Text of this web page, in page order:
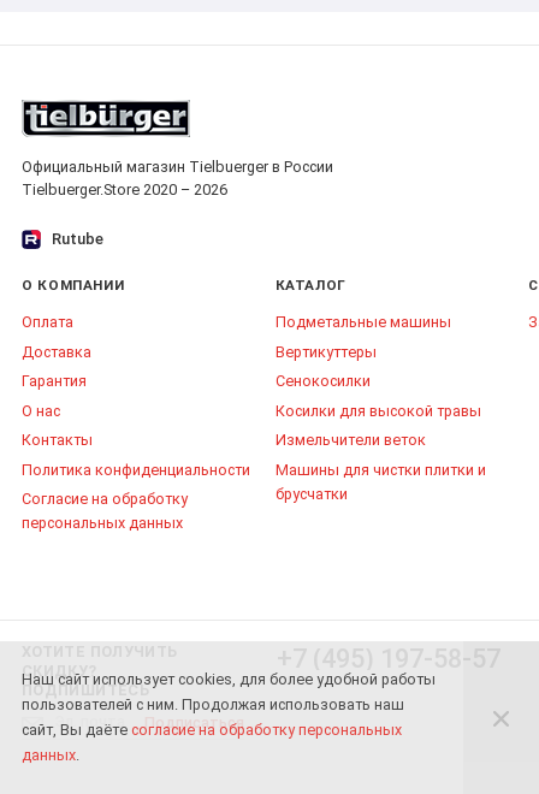
Наш сайт использует cookies, для более удобной работы
пользователей с ним. Продолжая использовать наш
сайт, Вы даёте согласие на обработку персональных
данных.
Официальный магазин Tielbuerger в России
Tielbuerger.Store 2020 – 2026
Rutube
О КОМПАНИИ
Оплата
Доставка
Гарантия
О нас
Контакты
Политика конфиденциальности
Согласие на обработку
персональных данных
КАТАЛОГ
Подметальные машины
Вертикуттеры
Сенокосилки
Косилки для высокой травы
Измельчители веток
Машины для чистки плитки и
брусчатки
СКИДКУ?
ПОДПИШИТЕСЬ
Подписаться